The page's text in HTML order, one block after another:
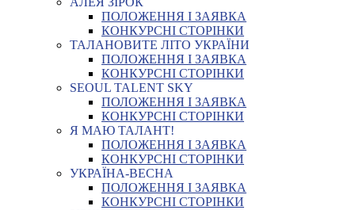
ПОЛОЖЕННЯ І ЗАЯВКА
КОНКУРСНІ СТОРІНКИ
ТАЛАНОВИТЕ ЛІТО УКРАЇНИ
ПОЛОЖЕННЯ І ЗАЯВКА
КОНКУРСНІ СТОРІНКИ
SEOUL TALENT SKY
ПОЛОЖЕННЯ І ЗАЯВКА
КОНКУРСНІ СТОРІНКИ
Я МАЮ ТАЛАНТ!
ПОЛОЖЕННЯ І ЗАЯВКА
КОНКУРСНІ СТОРІНКИ
УКРАЇНА-ВЕСНА
ПОЛОЖЕННЯ І ЗАЯВКА
КОНКУРСНІ СТОРІНКИ